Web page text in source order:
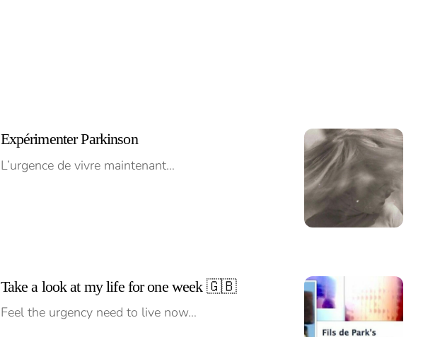
Expérimenter Parkinson
L’urgence de vivre maintenant…
Take a look at my life for one week 🇬🇧
Feel the urgency need to live now…